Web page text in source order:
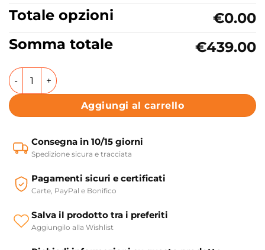
Totale opzioni
€0.00
Somma totale
€439.00
Lavabo sospeso o appoggio in ceramica due fori 60x48
Aggiungi al carrello
Consegna in 10/15 giorni
Spedizione sicura e tracciata
Pagamenti sicuri e certificati
Carte, PayPal e Bonifico
Salva il prodotto tra i preferiti
Aggiungilo alla Wishlist